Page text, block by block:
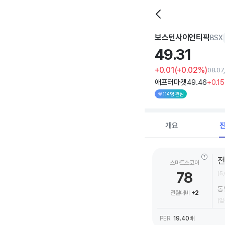
보스턴사이언티픽 BSX
49.31
+0.01(+0.02%)08.07,
애프터마켓49.46+0.15
114명 관심
개요
스마트스코어
78
전월대비 +2 동
(
PER 19.40배